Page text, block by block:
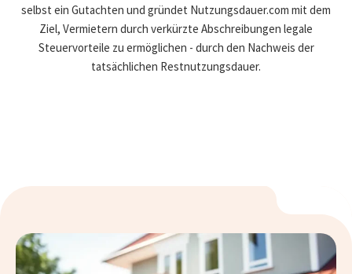
selbst ein Gutachten und gründet Nutzungsdauer.com mit dem
Ziel, Vermietern durch verkürzte Abschreibungen legale
Steuervorteile zu ermöglichen - durch den Nachweis der
tatsächlichen Restnutzungsdauer.